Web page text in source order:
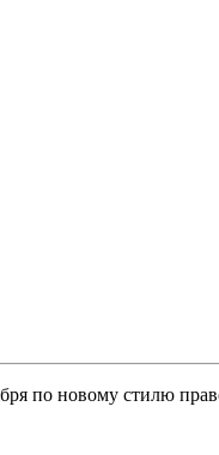
по новому стилю